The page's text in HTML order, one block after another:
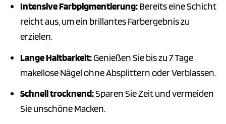
Intensive Farbpigmentierung:Bereits eine Schicht
reicht aus, um ein brillantes Farbergebnis zu
erzielen.
Lange Haltbarkeit:Genießen Sie bis zu 7 Tage
makellose Nägel ohne Absplittern oder Verblassen.
Schnell trocknend:Sparen Sie Zeit und vermeiden
Sie unschöne Macken.